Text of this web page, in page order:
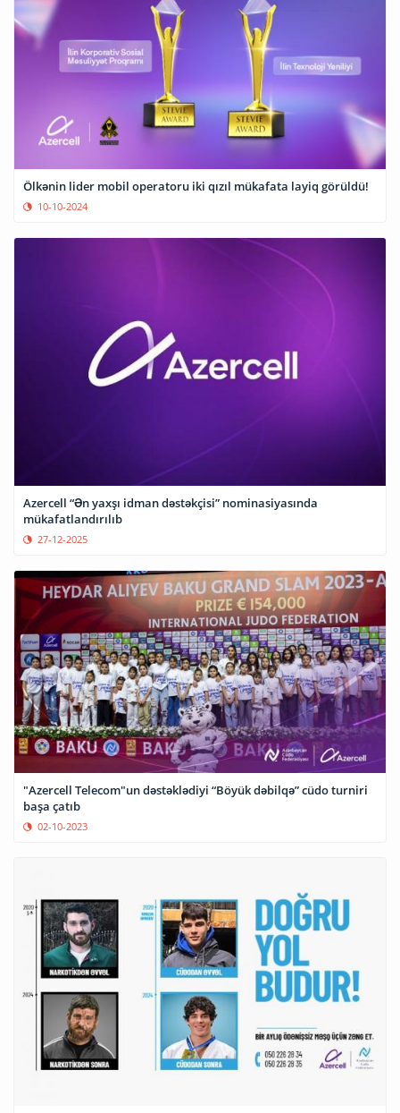
Ölkənin lider mobil operatoru iki qızıl mükafata layiq görüldü!
10-10-2024
Azercell “Ən yaxşı idman dəstəkçisi” nominasiyasında
mükafatlandırılıb
27-12-2025
"Azercell Telecom"un dəstəklədiyi “Böyük dəbilqə” cüdo turniri
başa çatıb
02-10-2023